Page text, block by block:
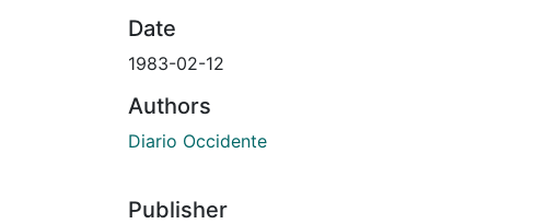
Date
1983-02-12
Authors
Diario Occidente
Publisher